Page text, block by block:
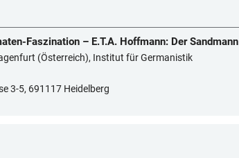
Faszination – E.T.A. Hoffmann: Der Sandmann
(Österreich), Institut für Germanistik
3-5, 691117 Heidelberg